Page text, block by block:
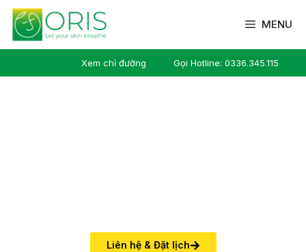
MENU
Xem chỉ đường Gọi Hotline: 0336.345.115
Liên hệ & Đặt lịch